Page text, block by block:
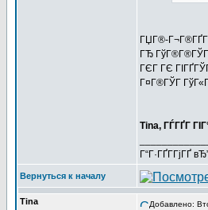
ГЏГ®-
ГЂ
ГЄГ ГЄ
Г¤Г®ГЎГ
Tina, ГЃГҐГ
Г“Г·ГҐГ­ГјГҐ
Вернуться к началу
Tina Добавлено: